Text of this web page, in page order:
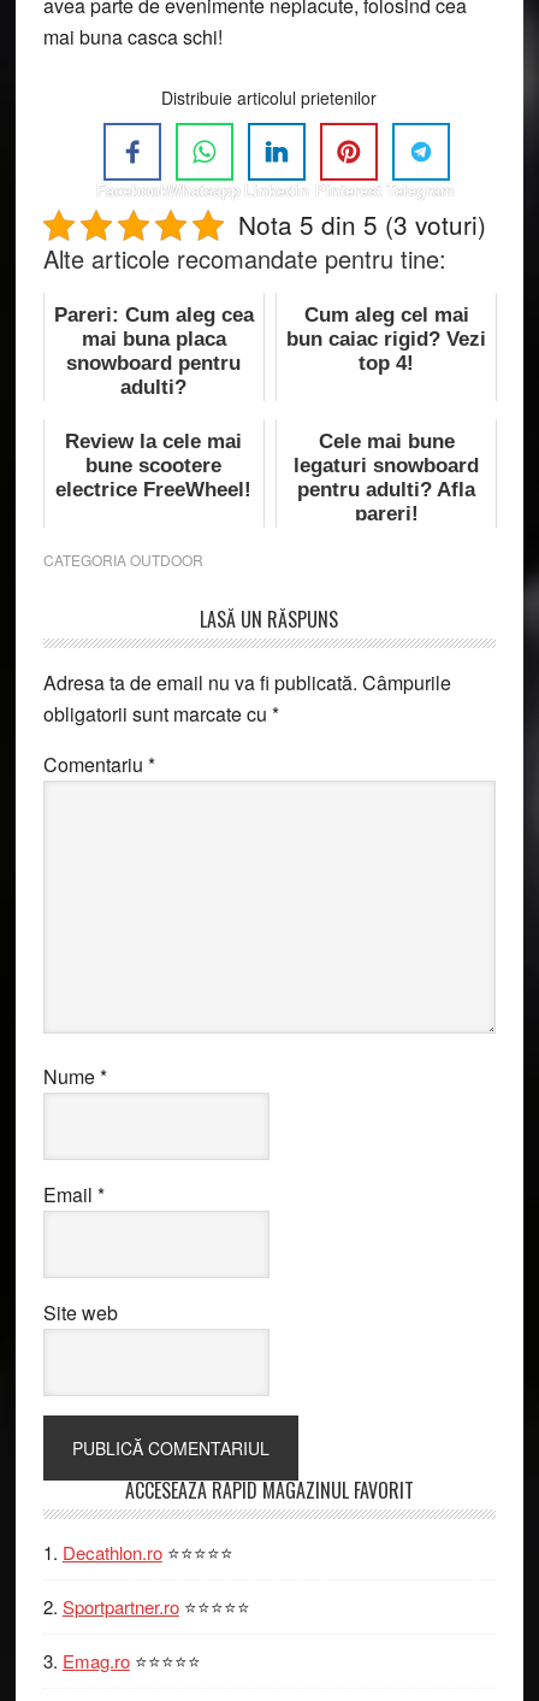
mai buna casca schi!
Distribuie articolul prietenilor
FacebookWhatsapp Linkedin Pinterest Telegram
Nota 5 din 5 (3 voturi)
Alte articole recomandate pentru tine:
Pareri: Cum aleg cea
mai buna placa
snowboard pentru
adulti?
Cum aleg cel mai
bun caiac rigid? Vezi
top 4!
Review la cele mai
bune scootere
electrice FreeWheel!
Cele mai bune
legaturi snowboard
pentru adulti? Afla
pareri!
CATEGORIAOUTDOOR
Interactions
LASĂ UN RĂSPUNS
Adresa ta de email nu va fi publicată. Câmpurile
obligatorii sunt marcate cu *
Comentariu *
Nume*
Email *
Site web
Primary
Sidebar
ACCESEAZA RAPID MAGAZINUL FAVORIT
Decathlon.ro⭐⭐⭐⭐⭐
Sportpartner.ro⭐⭐⭐⭐⭐
Emag.ro⭐⭐⭐⭐⭐